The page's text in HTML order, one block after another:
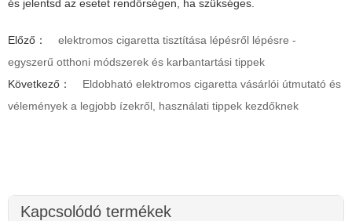
és jelentsd az esetet rendőrségen, ha szükséges.
Előző：
elektromos cigaretta tisztítása lépésről lépésre -
egyszerű otthoni módszerek és karbantartási tippek
Következő：
Eldobható elektromos cigaretta vásárlói útmutató és
vélemények a legjobb ízekről, használati tippek kezdőknek
Kapcsolódó termékek